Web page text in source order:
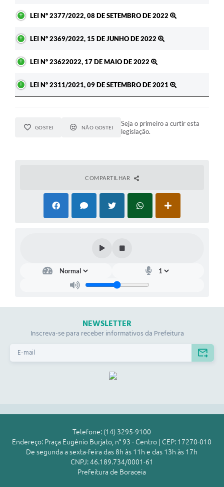
LEI Nº 2377/2022, 08 DE SETEMBRO DE 2022
LEI Nº 2369/2022, 15 DE JUNHO DE 2022
LEI Nº 23622022, 17 DE MAIO DE 2022
LEI Nº 2311/2021, 09 DE SETEMBRO DE 2021
GOSTEI NÃO GOSTEI
Seja o primeiro a curtir esta
legislação.
COMPARTILHAR
NEWSLETTER
Inscreva-se para receber informativos da Prefeitura
Telefone: (14) 3295-9100
Endereço: Praça Eugênio Burjato, n° 93 - Centro | CEP: 17270-010
De segunda a sexta-feira das 8h às 11h e das 13h às 17h
CNPJ: 46.189.734/0001-61
Prefeitura de Boraceia